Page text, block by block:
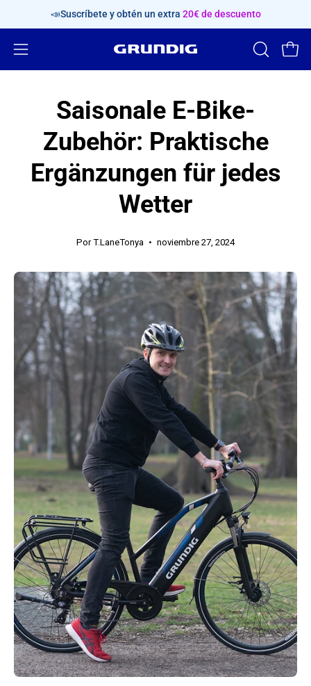
al
contenido
📣Suscríbete y obtén un extra 20€ de descuento
Abrir
navegación
ABRIR
BARRA
Saisonale E-Bike-
Zubehör: Praktische
Ergänzungen für jedes
Wetter
Por T.LaneTonya noviembre 27, 2024